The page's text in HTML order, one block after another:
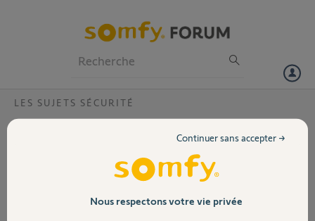
Volet
LES SUJETS SÉCURITÉ
Perte de liaison radio sur plusieurs
Le 12 janvier à 15h00, j’ai reçu
des messages de ma centrale
m’informant de la perte de
Nous respectons votre vie privée
Continuer sans accepter →